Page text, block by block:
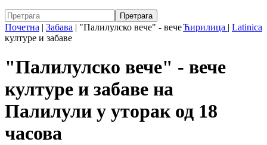
Ћирилица | Latinica
Почетна | Забава | "Палилулско вече" - вече
културе и забаве
"Палилулско вече" - вече
културе и забаве на
Палилули у уторак од 18
часова